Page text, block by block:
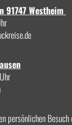
91747 Westheim
persönlichen Besuch